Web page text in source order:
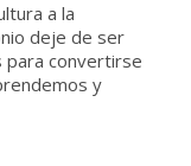
a la
deje de ser
para convertirse
y